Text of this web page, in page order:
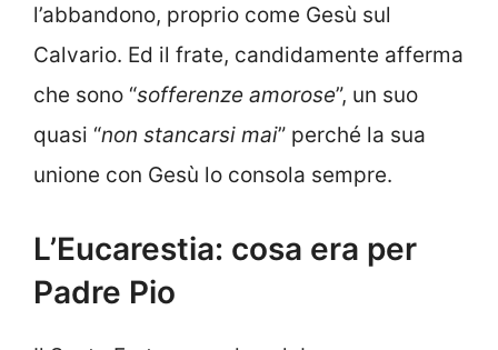
l’abbandono, proprio come Gesù sul
Calvario. Ed il frate, candidamente afferma
che sono “sofferenze amorose”, un suo
quasi “non stancarsi mai” perché la sua
unione con Gesù lo consola sempre.
L’Eucarestia: cosa era per
Padre Pio